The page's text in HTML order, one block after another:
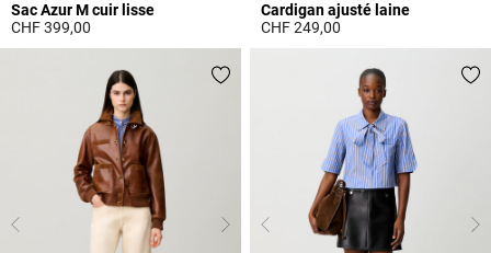
Sac Azur M cuir lisse
CHF 399,00
Cardigan ajusté laine
CHF 249,00